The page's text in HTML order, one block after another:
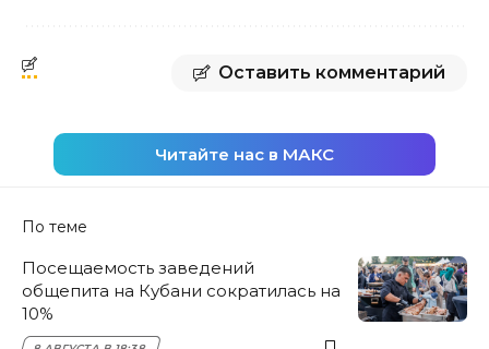
Оставить комментарий
Читайте нас в МАКС
По теме
Посещаемость заведений
общепита на Кубани сократилась на
10%